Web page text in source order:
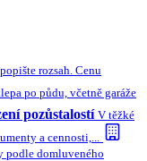
rozsah. Cenu
po půdu, včetně garáže
pozůstalostí V těžké
a cennosti,...
podle domluveného